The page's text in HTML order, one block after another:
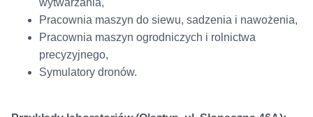
wytwarzania,
Pracownia maszyn do siewu, sadzenia i nawożenia,
Pracownia maszyn ogrodniczych i rolnictwa
precyzyjnego,
Symulatory dronów.